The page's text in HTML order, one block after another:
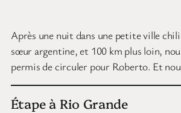
Après une nuit dans une petite ville
sœur argentine, et 100 km plus loin,
permis de circuler pour Roberto. Et
Étape à Rio Grande